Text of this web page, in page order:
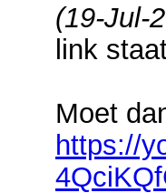
(19-Jul-
link
Moet
https://